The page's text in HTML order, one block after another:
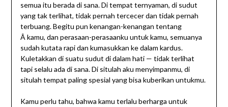
semua itu berada di sana. Di tempat ternyaman, di sudut
yang tak terlihat, tidak pernah tercecer dan tidak pernah
terbuang. Begitu pun kenangan-kenangan tentang
Â kamu, dan perasaan-perasaanku untuk kamu, semuanya
sudah kutata rapi dan kumasukkan ke dalam kardus.
Kuletakkan di suatu sudut di dalam hati — tidak terlihat
tapi selalu ada di sana. Di situlah aku menyimpanmu, di
situlah tempat paling spesial yang bisa kuberikan untukmu.
Kamu perlu tahu, bahwa kamu terlalu berharga untuk